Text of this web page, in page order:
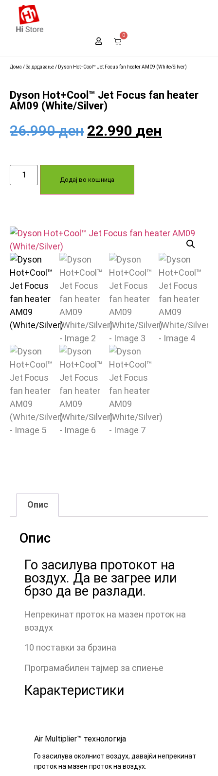
0
Дома /За додавање/ Dyson Hot+Cool™ Jet Focus fan heater AM09 (White/Silver)
Dyson Hot+Cool™ Jet Focus fan heater
AM09 (White/Silver)
26.990ден 22.990 ден
Додај во кошница
Опис
Опис
Го засилува протокот на
воздух. Да ве загрее или
брзо да ве разлади.
Непрекинат проток на мазен проток на
воздух
10 поставки за брзина
Програмабилен тајмер за спиење
Карактеристики
Air Multiplier™ технологија
Го засилува околниот воздух, давајќи непрекинат
проток на мазен проток на воздух.